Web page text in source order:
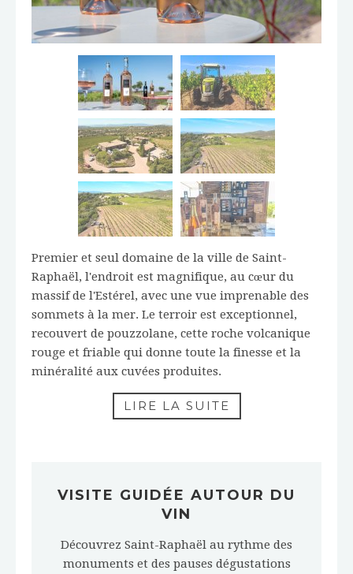
Premier et seul domaine de la ville de Saint-
Raphaël, l'endroit est magnifique, au cœur du
massif de l'Estérel, avec une vue imprenable des
sommets à la mer. Le terroir est exceptionnel,
recouvert de pouzzolane, cette roche volcanique
rouge et friable qui donne toute la finesse et la
minéralité aux cuvées produites.
LIRE LA SUITE
VISITE GUIDÉE AUTOUR DU
VIN
Découvrez Saint-Raphaël au rythme des
monuments et des pauses dégustations